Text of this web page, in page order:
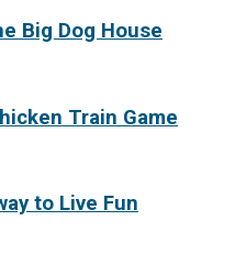
Big Dog House
Train Game
to Live Fun